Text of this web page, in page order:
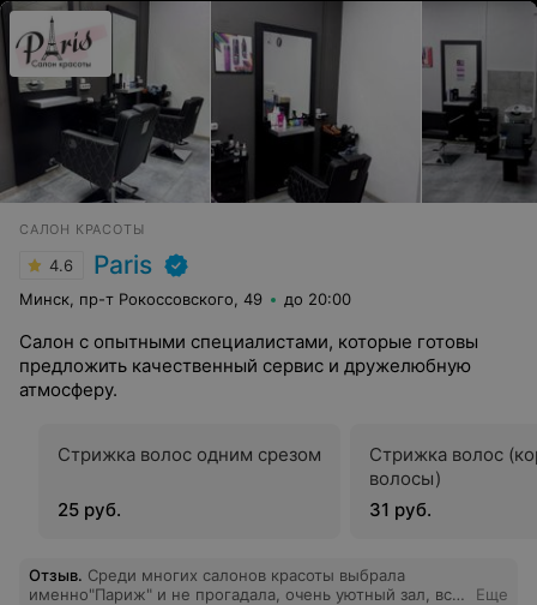
САЛОН КРАСОТЫ
4.6 Paris
Минск, пр-т Рокоссовского, 49 до 20:00
Салон с опытными специалистами, которые готовы
предложить качественный сервис и дружелюбную
атмосферу.
Стрижка волос одним срезом
25 руб.
Стрижка волос
волосы)
31 руб.
Отзыв. Среди многих салонов красоты выбрала
именно"Париж" и не прогадала, очень уютный зал, все
Еще